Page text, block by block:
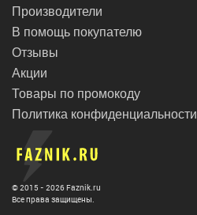
Производители
В помощь покупателю
Отзывы
Акции
Товары по промокоду
Политика конфиденциальности
© 2015 - 2026 Faznik.ru
Все права защищены.